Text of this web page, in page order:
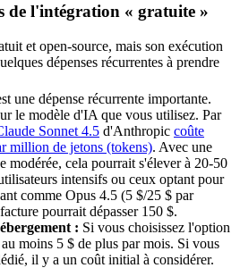
de l'intégration « gratuite »
et open-source, mais son exécution
dépenses récurrentes à prendre
une dépense récurrente importante.
le modèle d'IA que vous utilisez. Par
Sonnet 4.5 d'Anthropic coûte
million de jetons (tokens). Avec une
modérée, cela pourrait s'élever à 20-50
intensifs ou ceux optant pour
comme Opus 4.5 (5 $/25 $ par
pourrait dépasser 150 $.
: Si vous choisissez l'option
moins 5 $ de plus par mois. Si vous
il y a un coût initial à considérer.